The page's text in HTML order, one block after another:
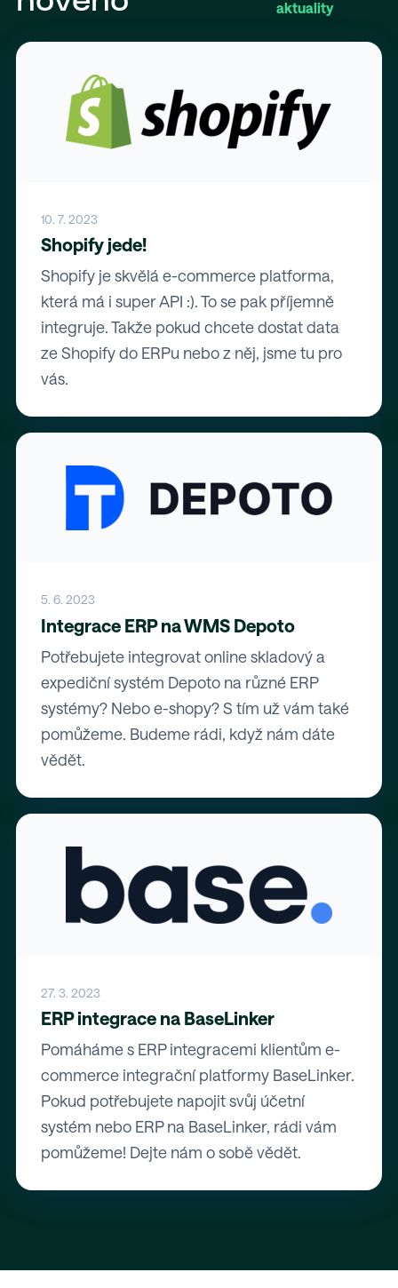
aktuality
10. 7. 2023
Shopify jede!
Shopify je skvělá e-commerce platforma,
která má i super API :). To se pak příjemně
integruje. Takže pokud chcete dostat data
ze Shopify do ERPu nebo z něj, jsme tu pro
vás.
5. 6. 2023
Integrace ERP na WMS Depoto
Potřebujete integrovat online skladový a
expediční systém Depoto na různé ERP
systémy? Nebo e-shopy? S tím už vám také
pomůžeme. Budeme rádi, když nám dáte
vědět.
27. 3. 2023
ERP integrace na BaseLinker
Pomáháme s ERP integracemi klientům e-
commerce integrační platformy BaseLinker.
Pokud potřebujete napojit svůj účetní
systém nebo ERP na BaseLinker, rádi vám
pomůžeme! Dejte nám o sobě vědět.